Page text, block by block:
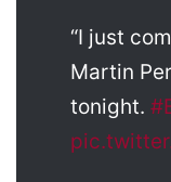
“I just
Martin
tonight.